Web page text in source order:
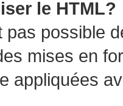
le HTML?
pas possible
mises en
appliquées